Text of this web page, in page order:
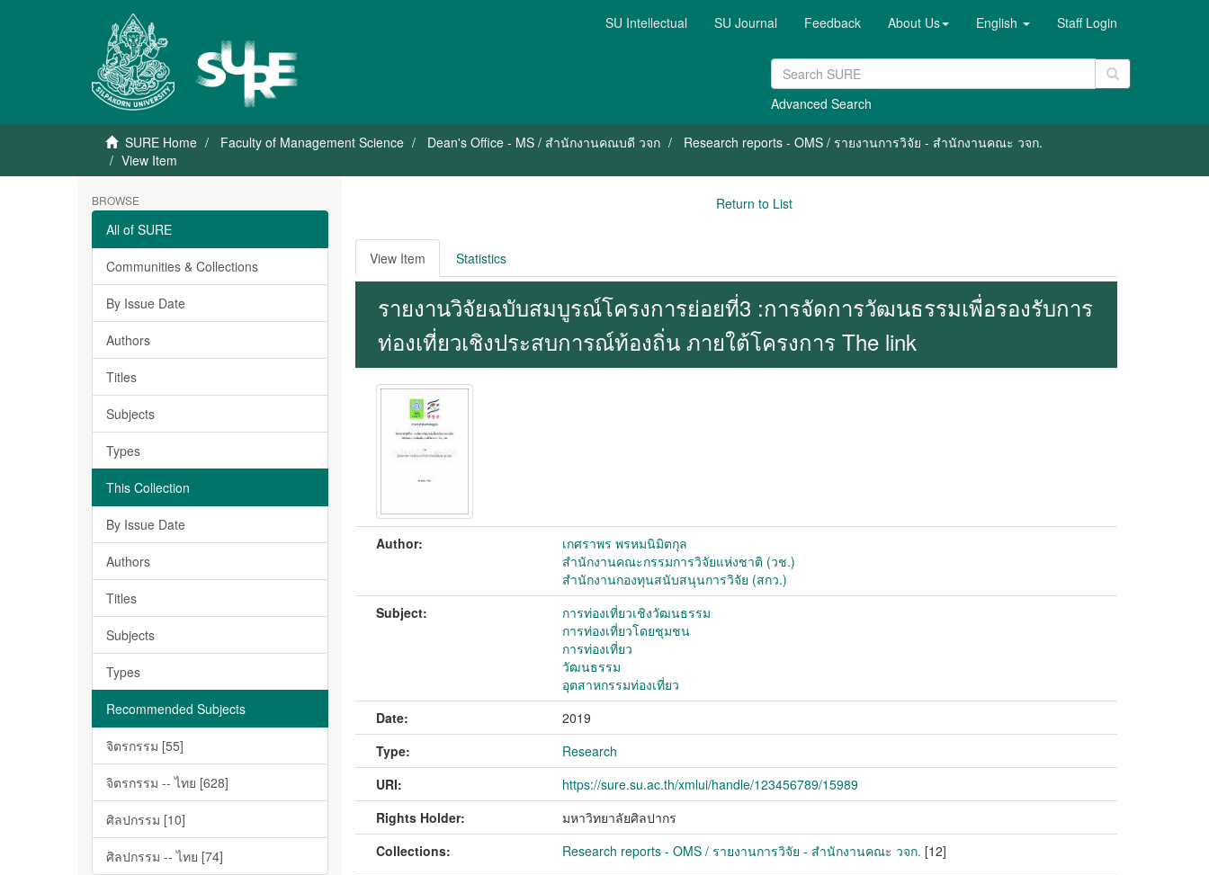
SU Intellectual SU Journal Feedback About Us English Staff Login
Advanced Search
SURE Home Faculty of Management Science Dean's Office - MS / สำนักงานคณบดี วจก
Research reports - OMS / รายงานการวิจัย - สำนักงานคณะ วจก.
View Item
BROWSE
All of SURE
Communities & Collections
By Issue Date
Authors
Titles
Subjects
Types
This Collection
By Issue Date
Authors
Titles
Subjects
Types
Recommended Subjects
จิตรกรรม [55]
จิตรกรรม -- ไทย [628]
ศิลปกรรม [10]
ศิลปกรรม -- ไทย [74]
Return to List
View Item Statistics
รายงานวิจัยฉบับสมบูรณ์โครงการย่อยที่3 :การจัดการวัฒนธรรมเพื่อรองรับการ
ท่องเที่ยวเชิงประสบการณ์ท้องถิ่น ภายใต้โครงการ The link
Author:
เกศราพร พรหมนิมิตกุล
สำนักงานคณะกรรมการวิจัยแห่งชาติ (วช.)
สำนักงานกองทุนสนับสนุนการวิจัย (สกว.)
Subject:
การท่องเที่ยวเชิงวัฒนธรรม
การท่องเที่ยวโดยชุมชน
การท่องเที่ยว
วัฒนธรรม
อุตสาหกรรมท่องเที่ยว
Date:
2019
Type:
Research
URI:
https://sure.su.ac.th/xmlui/handle/123456789/15989
Rights Holder:
มหาวิทยาลัยศิลปากร
Collections:
Research reports - OMS / รายงานการวิจัย - สำนักงานคณะ วจก. [12]